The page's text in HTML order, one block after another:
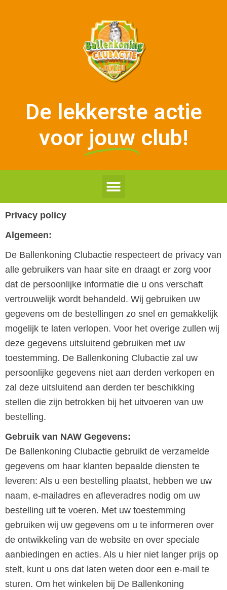
De lekkerste actie
voor jouw club!
Privacy policy
Algemeen:
De Ballenkoning Clubactie respecteert de privacy van
alle gebruikers van haar site en draagt er zorg voor
dat de persoonlijke informatie die u ons verschaft
vertrouwelijk wordt behandeld. Wij gebruiken uw
gegevens om de bestellingen zo snel en gemakkelijk
mogelijk te laten verlopen. Voor het overige zullen wij
deze gegevens uitsluitend gebruiken met uw
toestemming. De Ballenkoning Clubactie zal uw
persoonlijke gegevens niet aan derden verkopen en
zal deze uitsluitend aan derden ter beschikking
stellen die zijn betrokken bij het uitvoeren van uw
bestelling.
Gebruik van NAW Gegevens:
De Ballenkoning Clubactie gebruikt de verzamelde
gegevens om haar klanten bepaalde diensten te
leveren: Als u een bestelling plaatst, hebben we uw
naam, e-mailadres en afleveradres nodig om uw
bestelling uit te voeren. Met uw toestemming
gebruiken wij uw gegevens om u te informeren over
de ontwikkeling van de website en over speciale
aanbiedingen en acties. Als u hier niet langer prijs op
stelt, kunt u ons dat laten weten door een e-mail te
sturen. Om het winkelen bij De Ballenkoning